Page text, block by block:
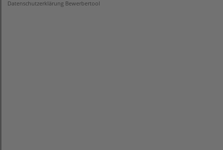
Datenschutzerklärung Bewerbertool